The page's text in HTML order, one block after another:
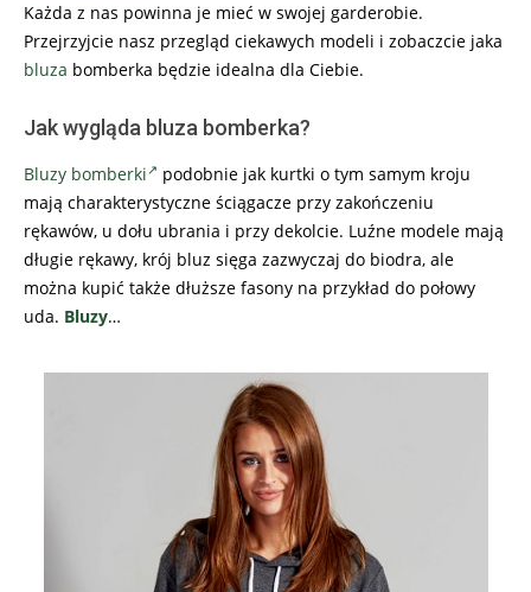
Każda z nas powinna je mieć w swojej garderobie.
Przejrzyjcie nasz przegląd ciekawych modeli i zobaczcie jaka
bluza bomberka będzie idealna dla Ciebie.
Jak wygląda bluza bomberka?
Bluzy bomberki
podobnie jak kurtki o tym samym kroju
mają charakterystyczne ściągacze przy zakończeniu
rękawów, u dołu ubrania i przy dekolcie. Luźne modele mają
długie rękawy, krój bluz sięga zazwyczaj do biodra, ale
można kupić także dłuższe fasony na przykład do połowy
uda. Bluzy…